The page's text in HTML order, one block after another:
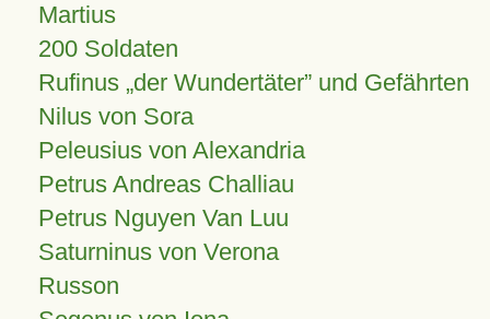
Martius
200 Soldaten
Rufinus „der Wundertäter” und Gefährten
Nilus von Sora
Peleusius von Alexandria
Petrus Andreas Challiau
Petrus Nguyen Van Luu
Saturninus von Verona
Russon